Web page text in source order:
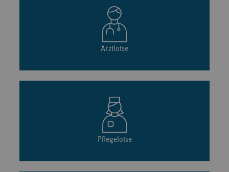
Arztlotse
Pflegelotse